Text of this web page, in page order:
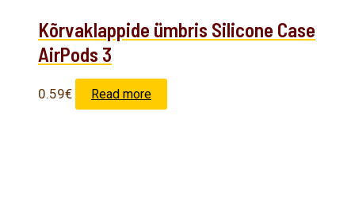
Kõrvaklappide ümbris Silicone Case
AirPods 3
0.59€ Read more